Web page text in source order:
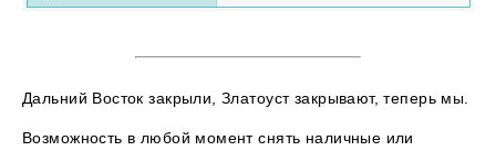
Дальний Восток закрыли, Златоуст закрывают, теперь мы.
Возможность в любой момент снять наличные или